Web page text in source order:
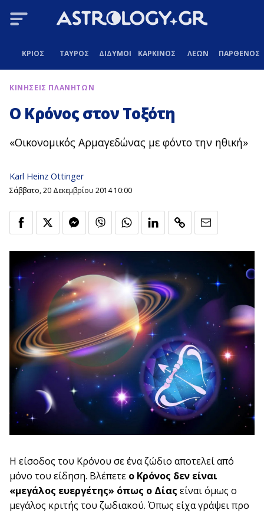
ΚΡΙΟΣ ΤΑΥΡΟΣ ΔΙΔΥΜΟΙ ΚΑΡΚΙΝΟΣ ΛΕΩΝ ΠΑΡΘΕΝΟΣ
ΚΙΝΗΣΕΙΣ ΠΛΑΝΗΤΩΝ
Ο Κρόνος στον Τοξότη
«Οικονομικός Αρμαγεδώνας με φόντο την ηθική»
Karl Heinz Ottinger
Σάββατο, 20 Δεκεμβρίου 2014 10:00
Η είσοδος του Κρόνου σε ένα ζώδιο αποτελεί από
μόνο του είδηση. Βλέπετε ο Κρόνος δεν είναι
«μεγάλος ευεργέτης» όπως ο Δίας είναι όμως ο
μεγάλος κριτής του ζωδιακού. Όπως είχα γράψει προ